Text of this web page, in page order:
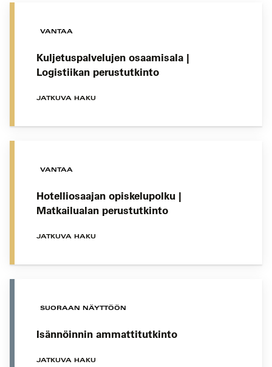
VANTAA
Kuljetuspalvelujen osaamisala |
Logistiikan perustutkinto
JATKUVA HAKU
VANTAA
Hotelliosaajan opiskelupolku |
Matkailualan perustutkinto
JATKUVA HAKU
SUORAAN NÄYTTÖÖN
Isännöinnin ammattitutkinto
JATKUVA HAKU